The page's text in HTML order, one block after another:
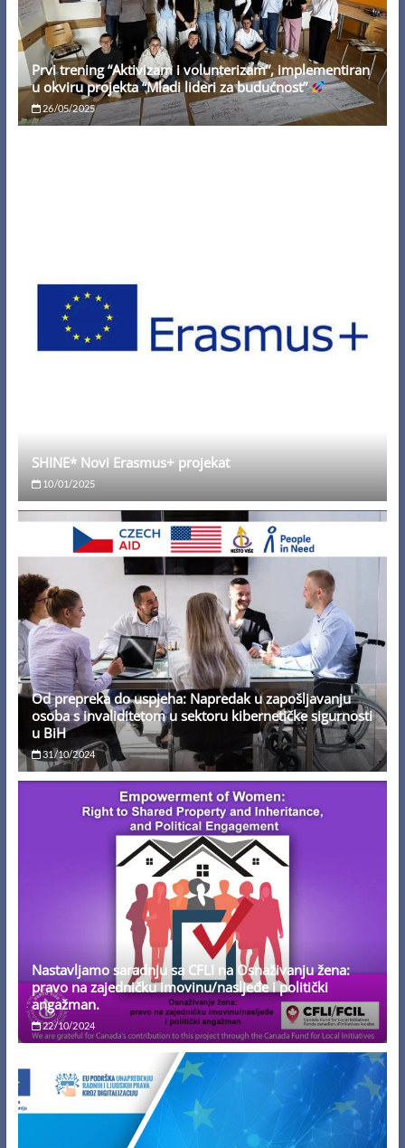
Prvi trening “Aktivizam i volunterizam”, implementiran
u okviru projekta “Mladi lideri za budućnost”
26/05/2025
SHINE* Novi Erasmus+ projekat
10/01/2025
Od prepreka do uspjeha: Napredak u zapošljavanju
osoba s invaliditetom u sektoru kibernetičke sigurnosti
u BiH
31/10/2024
Nastavljamo saradnju sa CFLI na Osnaživanju žena:
pravo na zajedničku imovinu/nasljeđe i politički
angažman.
22/10/2024